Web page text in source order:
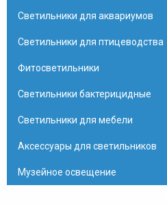
Светильники для аквариумов
Светильники для птицеводства
Фитосветильники
Светильники бактерицидные
Светильники для мебели
Аксессуары для светильников
Музейное освещение